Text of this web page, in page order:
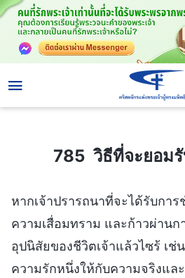
785 วิธีที่จะยอมรับความจริง
785 วิธีที่จะยอม
หากเจ้าปรารถนาที่จะได้รับกา
ความเสื่อมทราม และก้าวผ่านก
อุปนิสัยของชีวิตเจ้าแล้วไซร้ เช่
ความรักหนึ่งให้กับความจริงแล